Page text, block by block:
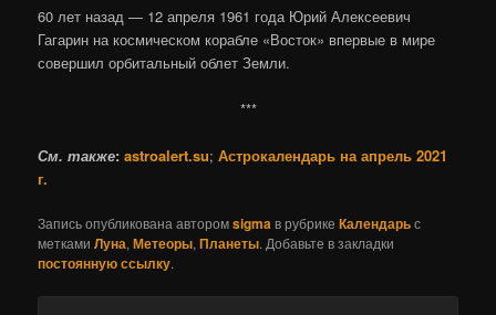
60 лет назад — 12 апреля 1961 года Юрий Алексеевич
Гагарин на космическом корабле «Восток» впервые в мире
совершил орбитальный облет Земли.
***
См. также:astroalert.su;Астрокалендарь на апрель 2021
г.
Запись опубликована авторомsigma в рубрикеКалендарьс
меткамиЛуна,Метеоры,Планеты. Добавьте в закладки
постоянную ссылку.